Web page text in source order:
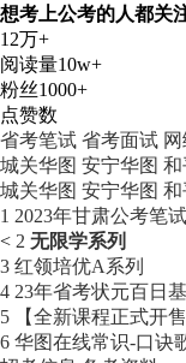
想考上公考的人都关
12万+
阅读量10w+
粉丝1000+
点赞数
省考笔试 省考面试
城关华图 安宁华图 和
城关华图 安宁华图 和
1 2023年甘肃公考笔
< 2 无限学系列
3 红领培优A系列
4 23年省考状元百日
5 【全新课程正式开
6 华图在线常识-口诀